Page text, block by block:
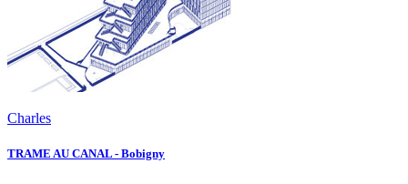
Charles
TRAME AU CANAL - Bobigny